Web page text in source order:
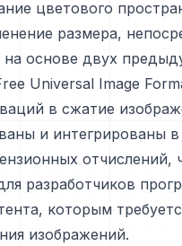
цветового
размера,
на основе двух
Universal Image
в сжатие
и интегрированы
отчислений,
разработчиков
которым
изображений.